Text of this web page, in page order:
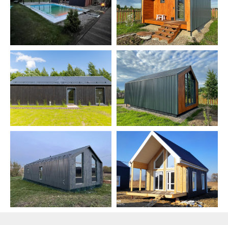
СКАЧАТЬ ИНСТРУКЦИЮ
строительстве не обязателен
2/ ВОЗВЕСТИКАРКАС
МОЖНОЗА 1 ДЕНЬ